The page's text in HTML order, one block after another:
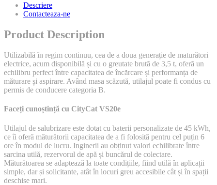
Descriere
Contacteaza-ne
Product Description
Utilizabilă în regim continuu, cea de a doua generație de maturători
electrice, acum disponibilă și cu o greutate brută de 3,5 t, oferă un
echilibru perfect între capacitatea de încărcare și performanța de
măturare și aspirare. Având masa scăzută, utilajul poate fi condus cu
permis de conducere categoria B.
Faceți cunoștință cu CityCat VS20e
Utilajul de salubrizare este dotat cu baterii personalizate de 45 kWh,
ce îi oferă măturătorii capacitatea de a fi folosită pentru cel puțin 6
ore în modul de lucru. Inginerii au obținut valori echilibrate între
sarcina utilă, rezervorul de apă și buncărul de colectare.
Măturătoarea se adaptează la toate condițiile, fiind utilă în aplicații
simple, dar și solicitante, atât în locuri greu accesibile cât și în spații
deschise mari.